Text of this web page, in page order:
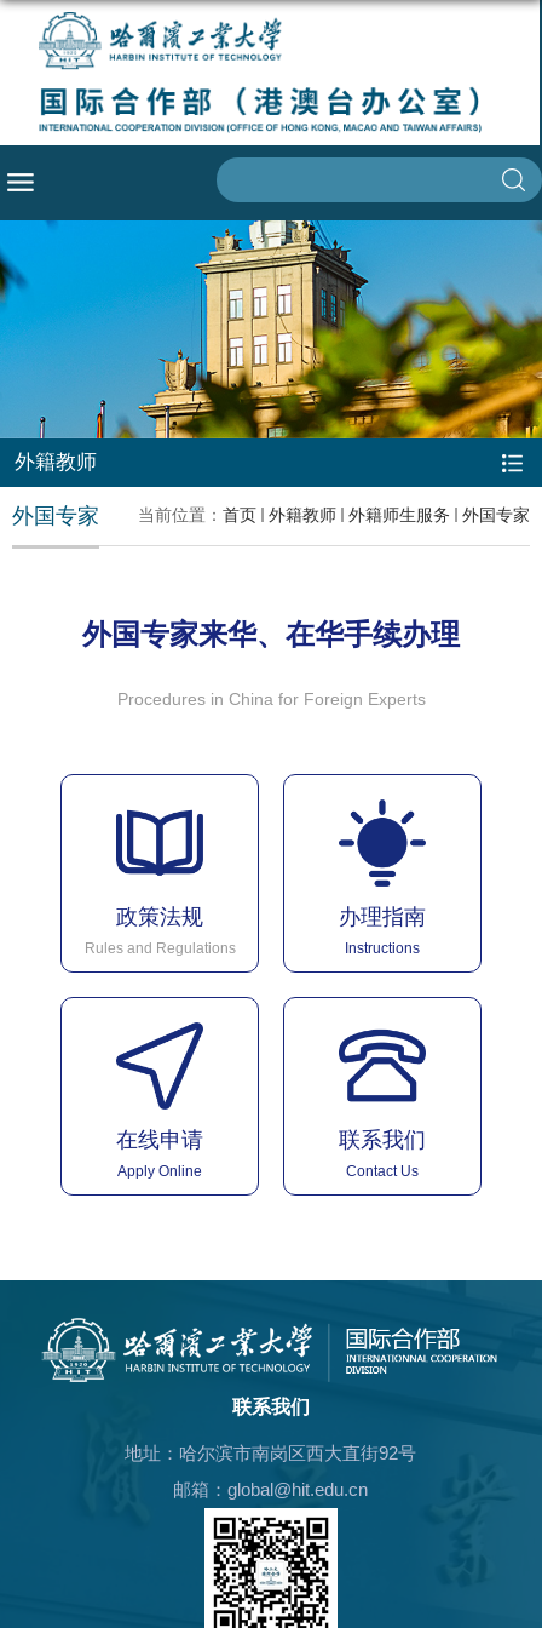
外籍教师
当前位置： 首页 外籍教师 外籍师生服务 外国专家
外国专家
外国专家来华、在华手续办理
Procedures in China for Foreign Experts
政策法规
Rules and Regulations
办理指南
Instructions
在线申请
Apply Online
联系我们
Contact Us
联系我们
地址：哈尔滨市南岗区西大直街92号
邮箱：global@hit.edu.cn